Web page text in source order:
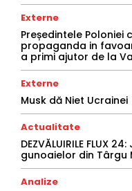
Externe
Președintele Poloniei
propaganda in
a primi ajutor de la
Externe
Musk dă Niet Ucrainei
Actualitate
DEZVĂLUIRILE FLUX
gunoaielor din Târgu
Analize